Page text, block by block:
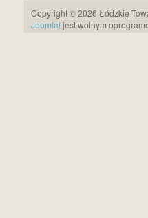
Copyright © 2026 Łódzkie
Joomla! jest wolnym